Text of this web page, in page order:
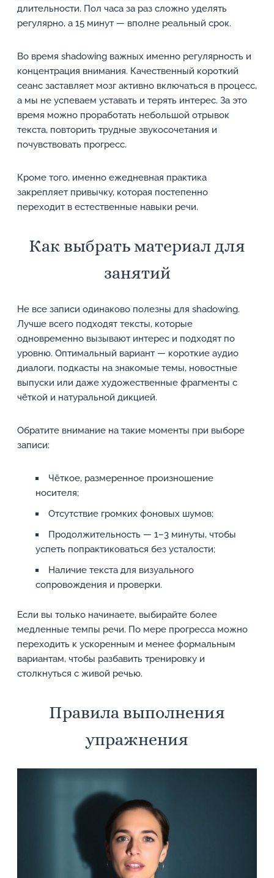
длительности. Пол часа за раз сложно уделять
регулярно, а 15 минут — вполне реальный срок.
Во время shadowing важных именно регулярность и
концентрация внимания. Качественный короткий
сеанс заставляет мозг активно включаться в процесс,
а мы не успеваем уставать и терять интерес. За это
время можно проработать небольшой отрывок
текста, повторить трудные звукосочетания и
почувствовать прогресс.
Кроме того, именно ежедневная практика
закрепляет привычку, которая постепенно
переходит в естественные навыки речи.
Как выбрать материал для
занятий
Не все записи одинаково полезны для shadowing.
Лучше всего подходят тексты, которые
одновременно вызывают интерес и подходят по
уровню. Оптимальный вариант — короткие аудио
диалоги, подкасты на знакомые темы, новостные
выпуски или даже художественные фрагменты с
чёткой и натуральной дикцией.
Обратите внимание на такие моменты при выборе
записи:
Чёткое, размеренное произношение
носителя;
Отсутствие громких фоновых шумов;
Продолжительность — 1–3 минуты, чтобы
успеть попрактиковаться без усталости;
Наличие текста для визуального
сопровождения и проверки.
Если вы только начинаете, выбирайте более
медленные темпы речи. По мере прогресса можно
переходить к ускоренным и менее формальным
вариантам, чтобы разбавить тренировку и
столкнуться с живой речью.
Правила выполнения
упражнения